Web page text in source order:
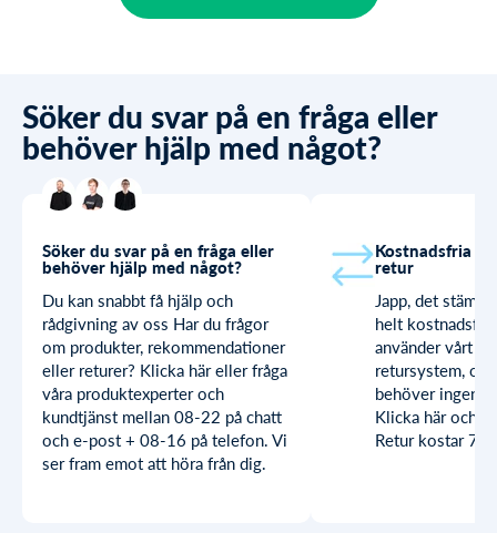
Söker du svar på en fråga eller
behöver hjälp med något?
Söker du svar på en fråga eller
behöver hjälp med något?
Du kan snabbt få hjälp och
rådgivning av oss Har du frågor
om produkter, rekommendationer
eller returer? Klicka här eller fråga
våra produktexperter och
kundtjänst mellan 08-22 på chatt
och e-post + 08-16 på telefon. Vi
ser fram emot att höra från dig.
Kostnadsfria
retur
Japp, det
helt
använder vårt
retursystem,
behöver ingen
Klicka här och
Retur kostar 79